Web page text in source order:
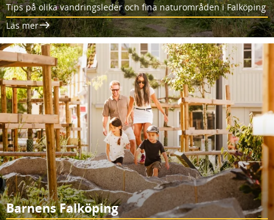
Tips på olika vandringsleder och fina naturområden i Falköping
Läs mer
Barnens Falköping